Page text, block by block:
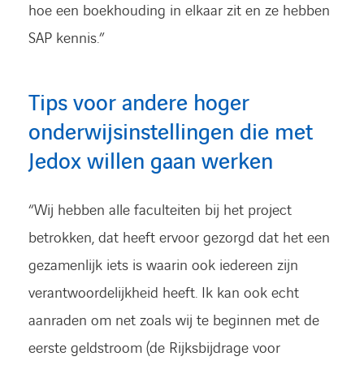
LINKEDINYOUTUBEFACEBOOK
TWITTER
hoe een boekhouding in elkaar zit en ze hebben
SAP kennis.”
Tips voor andere hoger
onderwijsinstellingen die met
Jedox willen gaan werken
“Wij hebben alle faculteiten bij het project
betrokken, dat heeft ervoor gezorgd dat het een
gezamenlijk iets is waarin ook iedereen zijn
verantwoordelijkheid heeft. Ik kan ook echt
aanraden om net zoals wij te beginnen met de
eerste geldstroom (de Rijksbijdrage voor